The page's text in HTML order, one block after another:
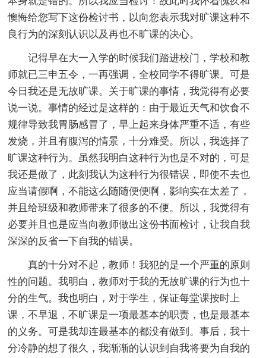
懊悔给您写下这份检讨书，以向您表示我对旷课这种不
良行为的深刻认识以及再也不旷课的决心。
记得早在大一入学的时候我们踏进校门，学校和教
师就已三申五令，一再强调，全校同学不得旷课。可是
今日我还是无故旷课。关于旷课的事情，我觉得有必要
说一说。事情的经过是这样的：由于最近天气和饮食不
规律导致我胃肠感冒了，早上起来身体严重不适，有些
发烧，并且有腹泻的情景，十分难受。所以，我选择了
旷课这种行为。虽然我明白这种行为也是不对的，可是
我还是做了，此刻我认为这种行为很错误，即使不去也
应当请假啊，不能这么随随便便啊，影响实在太差了，
并且给班级和教师带来了很多的不便。所以，我觉得有
必要并且也是应当向教师做出这份书面检讨，让我自我
深深的反省一下自我的错误。
真的十分对不起，教师！我犯的是一个严重的原则
性的问题。我明白，教师对于我的无故旷课的行为也十
分的生气。我也明白，对于学生，保证每堂课按时上
课，不早退，不旷课是一项最基本的职责，也是最基本
的义务。可是我却连最基本的都没有做到。事后，我十
分冷静的想了很久，我渐渐的认识到自我将要为自我的